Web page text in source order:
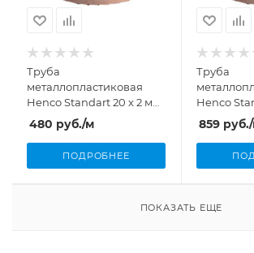
Труба
металлопластиковая
Henco Standart 20 х 2 мм
бухта 50 м
480 руб./м
ПОДРОБНЕЕ
Труба
Henco
бухта 50 м
859 руб.
ПОКАЗАТЬ ЕЩЕ